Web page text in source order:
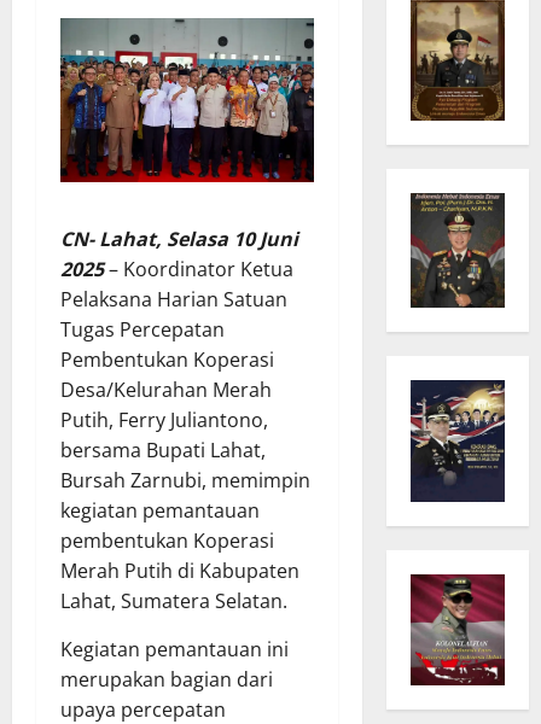
CN- Lahat, Selasa 10 Juni
2025– Koordinator Ketua
Pelaksana Harian Satuan
Tugas Percepatan
Pembentukan Koperasi
Desa/Kelurahan Merah
Putih, Ferry Juliantono,
bersama Bupati Lahat,
Bursah Zarnubi, memimpin
kegiatan pemantauan
pembentukan Koperasi
Merah Putih di Kabupaten
Lahat, Sumatera Selatan.
Kegiatan pemantauan ini
merupakan bagian dari
upaya percepatan